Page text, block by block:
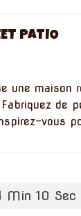
PATIO
une maison
de
vous
Min 09 Sec